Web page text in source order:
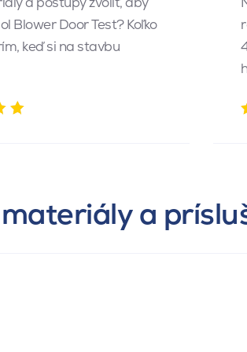
Blower Door Test? Koľko
keď si na stavbu
a